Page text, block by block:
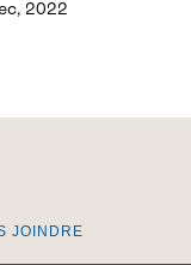
2022
JOINDRE